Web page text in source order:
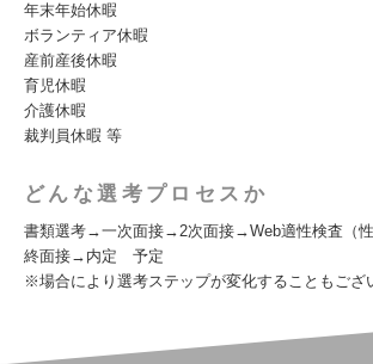
年末年始休暇
ボランティア休暇
産前産後休暇
育児休暇
介護休暇
裁判員休暇 等
どんな選考プロセスか
書類選考→一次面接→2次面接→Web適性検査（
終面接→内定 予定
※場合により選考ステップが変化することもござ